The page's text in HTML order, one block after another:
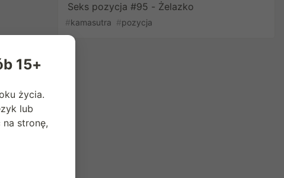
Seks pozycja #95 - Żelazko
#kamasutra #pozycja
15+
życia.
lub
stronę,